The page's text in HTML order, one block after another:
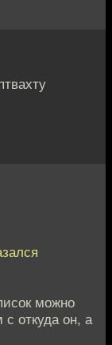
можно
с откуда он, а